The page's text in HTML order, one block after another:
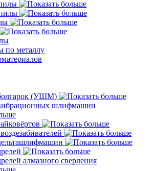
по металлу
(УШМ)
шлифмашин
алмазного сверления